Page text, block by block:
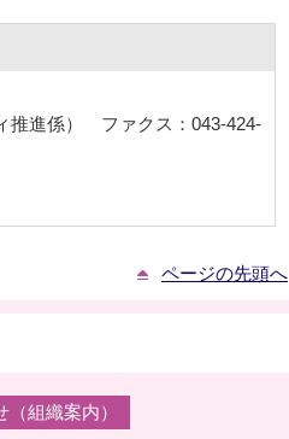
推進係） ファクス：043-424-
ページの先頭へ
組織案内）